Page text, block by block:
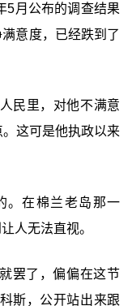
5月公布的调查结果
意度，已经跌到了
民里，对他不满意
这可是他执政以来
。在棉兰老岛那一
人无法直视。
罢了，偏偏在这节
斯，公开站出来跟